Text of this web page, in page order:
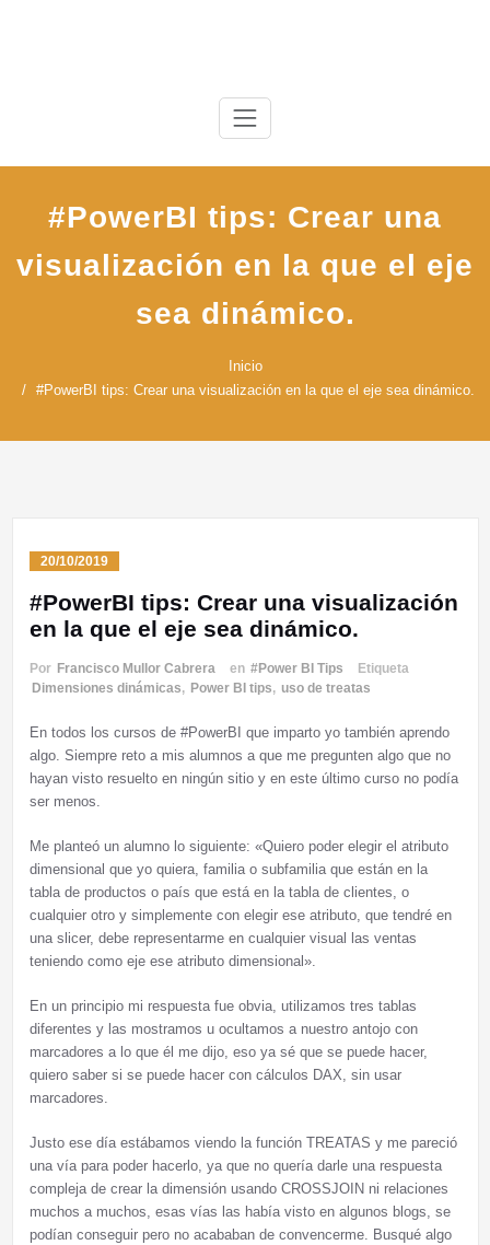
#PowerBI tips: Crear una
visualización en la que el eje
sea dinámico.
Inicio
#PowerBI tips: Crear una visualización en la que el eje sea dinámico.
20/10/2019
#PowerBI tips: Crear una visualización
en la que el eje sea dinámico.
Por Francisco Mullor Cabrera en #Power BI Tips
Etiqueta
Dimensiones dinámicas, Power BI tips, uso de treatas
En todos los cursos de #PowerBI que imparto yo también aprendo
algo. Siempre reto a mis alumnos a que me pregunten algo que no
hayan visto resuelto en ningún sitio y en este último curso no podía
ser menos.
Me planteó un alumno lo siguiente: «Quiero poder elegir el atributo
dimensional que yo quiera, familia o subfamilia que están en la
tabla de productos o país que está en la tabla de clientes, o
cualquier otro y simplemente con elegir ese atributo, que tendré en
una slicer, debe representarme en cualquier visual las ventas
teniendo como eje ese atributo dimensional».
En un principio mi respuesta fue obvia, utilizamos tres tablas
diferentes y las mostramos u ocultamos a nuestro antojo con
marcadores a lo que él me dijo, eso ya sé que se puede hacer,
quiero saber si se puede hacer con cálculos DAX, sin usar
marcadores.
Justo ese día estábamos viendo la función TREATAS y me pareció
una vía para poder hacerlo, ya que no quería darle una respuesta
compleja de crear la dimensión usando CROSSJOIN ni relaciones
muchos a muchos, esas vías las había visto en algunos blogs, se
podían conseguir pero no acababan de convencerme. Busqué algo